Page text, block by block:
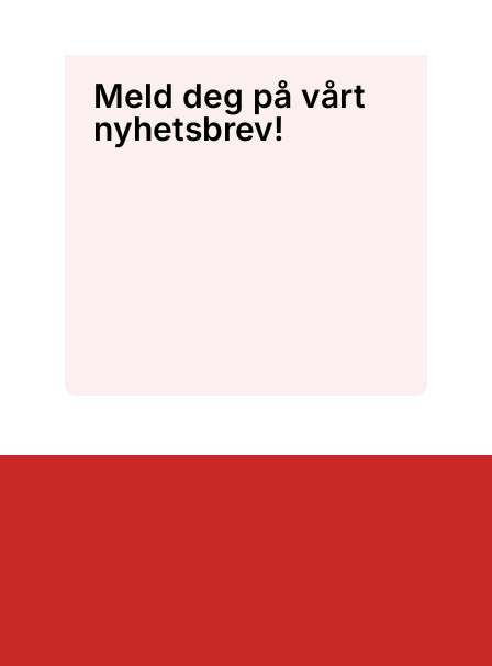
Meld deg på vårt
nyhetsbrev!